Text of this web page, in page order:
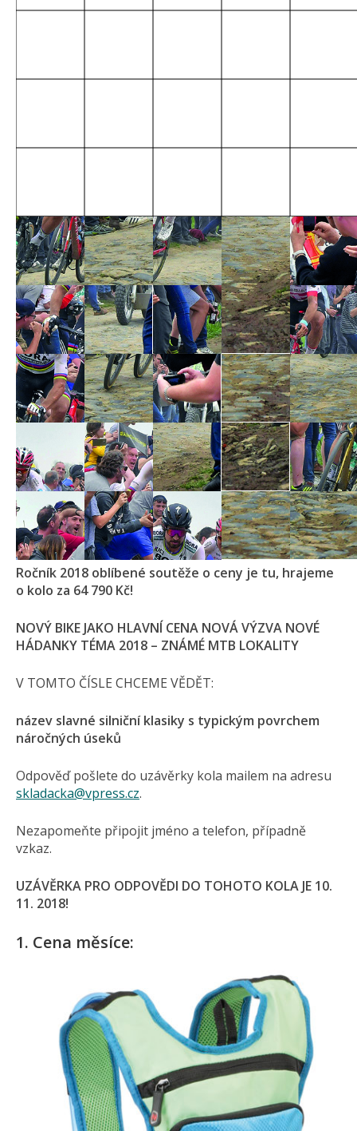
Ročník 2018 oblíbené soutěže o ceny je tu, hrajeme
o kolo za 64 790 Kč!
NOVÝ BIKE JAKO HLAVNÍ CENA NOVÁ VÝZVA NOVÉ
HÁDANKY TÉMA 2018 – ZNÁMÉ MTB LOKALITY
V TOMTO ČÍSLE CHCEME VĚDĚT:
název slavné silniční klasiky s typickým povrchem
náročných úseků
Odpověď pošlete do uzávěrky kola mailem na adresu
skladacka@vpress.cz.
Nezapomeňte připojit jméno a telefon, případně
vzkaz.
UZÁVĚRKA PRO ODPOVĚDI DO TOHOTO KOLA JE 10.
11. 2018!
1. Cena měsíce: